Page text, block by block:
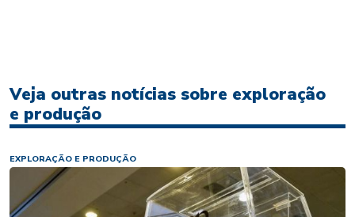
Veja outras notícias sobre exploração
e produção
EXPLORAÇÃO E PRODUÇÃO